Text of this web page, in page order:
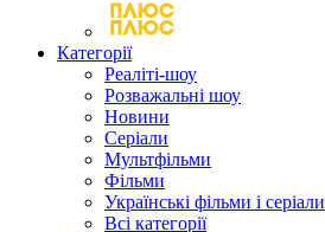
Категорії
Реаліті-шоу
Розважальні шоу
Новини
Серіали
Мультфільми
Фільми
Українські фільми і серіали
Всі категорії